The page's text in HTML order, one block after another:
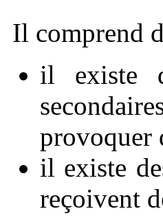
Il comprend
il existe
provoquer
il existe
reçoivent